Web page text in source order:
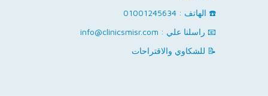
☎️ الهاتف : 01001245634
📧 راسلنا علي : info@clinicsmisr.com
📝 للشكاوي والاقتراحات